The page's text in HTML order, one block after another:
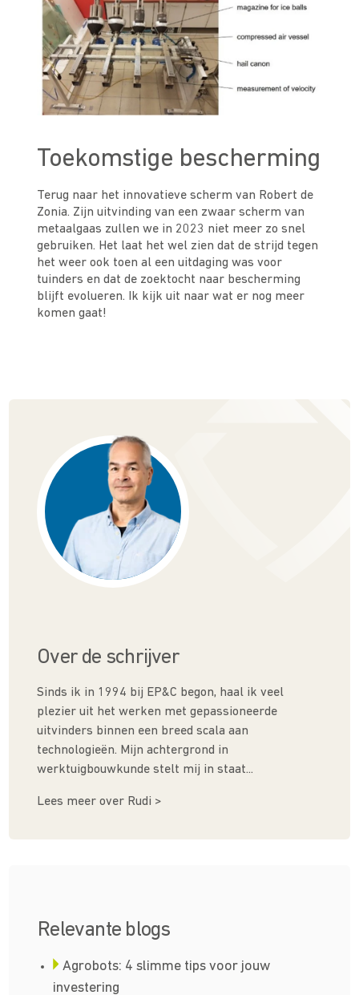
Toekomstige bescherming
Terug naar het innovatieve scherm van Robert de
Zonia. Zijn uitvinding van een zwaar scherm van
metaalgaas zullen we in 2023 niet meer zo snel
gebruiken. Het laat het wel zien dat de strijd tegen
het weer ook toen al een uitdaging was voor
tuinders en dat de zoektocht naar bescherming
blijft evolueren. Ik kijk uit naar wat er nog meer
komen gaat!
Over de schrijver
Sinds ik in 1994 bij EP&C begon, haal ik veel
plezier uit het werken met gepassioneerde
uitvinders binnen een breed scala aan
technologieën. Mijn achtergrond in
werktuigbouwkunde stelt mij in staat...
Lees meer over Rudi >
Relevante blogs
Agrobots: 4 slimme tips voor jouw
investering